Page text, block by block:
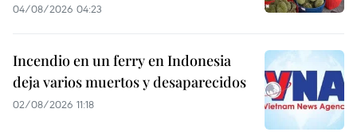
04/08/2026 04:23
Incendio en un ferry en Indonesia
deja varios muertos y desaparecidos
02/08/2026 11:18